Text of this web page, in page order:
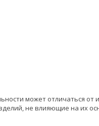
может отличаться от
не влияющие на их